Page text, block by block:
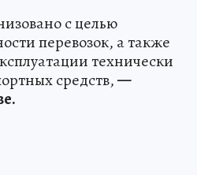
с целью
перевозок, а также
технически
средств,—